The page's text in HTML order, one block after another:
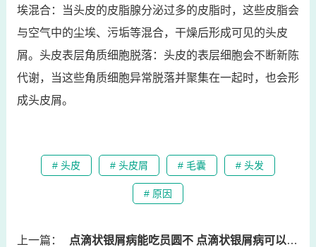
埃混合：当头皮的皮脂腺分泌过多的皮脂时，这些皮脂会
与空气中的尘埃、污垢等混合，干燥后形成可见的头皮
屑。头皮表层角质细胞脱落：头皮的表层细胞会不断新陈
代谢，当这些角质细胞异常脱落并聚集在一起时，也会形
成头皮屑。
# 头皮 # 头皮屑 # 毛囊 # 头发
# 原因
上一篇：
点滴状银屑病能吃员圆不 点滴状银屑病可以吃鱼吗